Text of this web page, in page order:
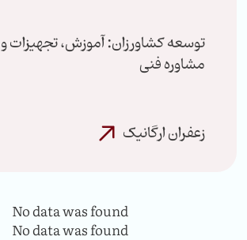
توسعه کشاورزان: آموزش، تجهیزات و
مشاوره فنی
زعفران ارگانیک
No data was found
No data was found